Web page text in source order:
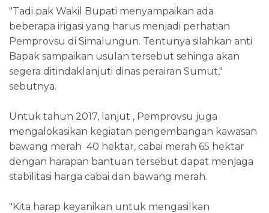
"Tadi pak Wakil Bupati menyampaikan ada
beberapa irigasi yang harus menjadi perhatian
Pemprovsu di Simalungun. Tentunya silahkan anti
Bapak sampaikan usulan tersebut sehinga akan
segera ditindaklanjuti dinas perairan Sumut,"
sebutnya.
Untuk tahun 2017, lanjut , Pemprovsu juga
mengalokasikan kegiatan pengembangan kawasan
bawang merah 40 hektar, cabai merah 65 hektar
dengan harapan bantuan tersebut dapat menjaga
stabilitasi harga cabai dan bawang merah.
"Kita harap keyanikan untuk mengasilkan